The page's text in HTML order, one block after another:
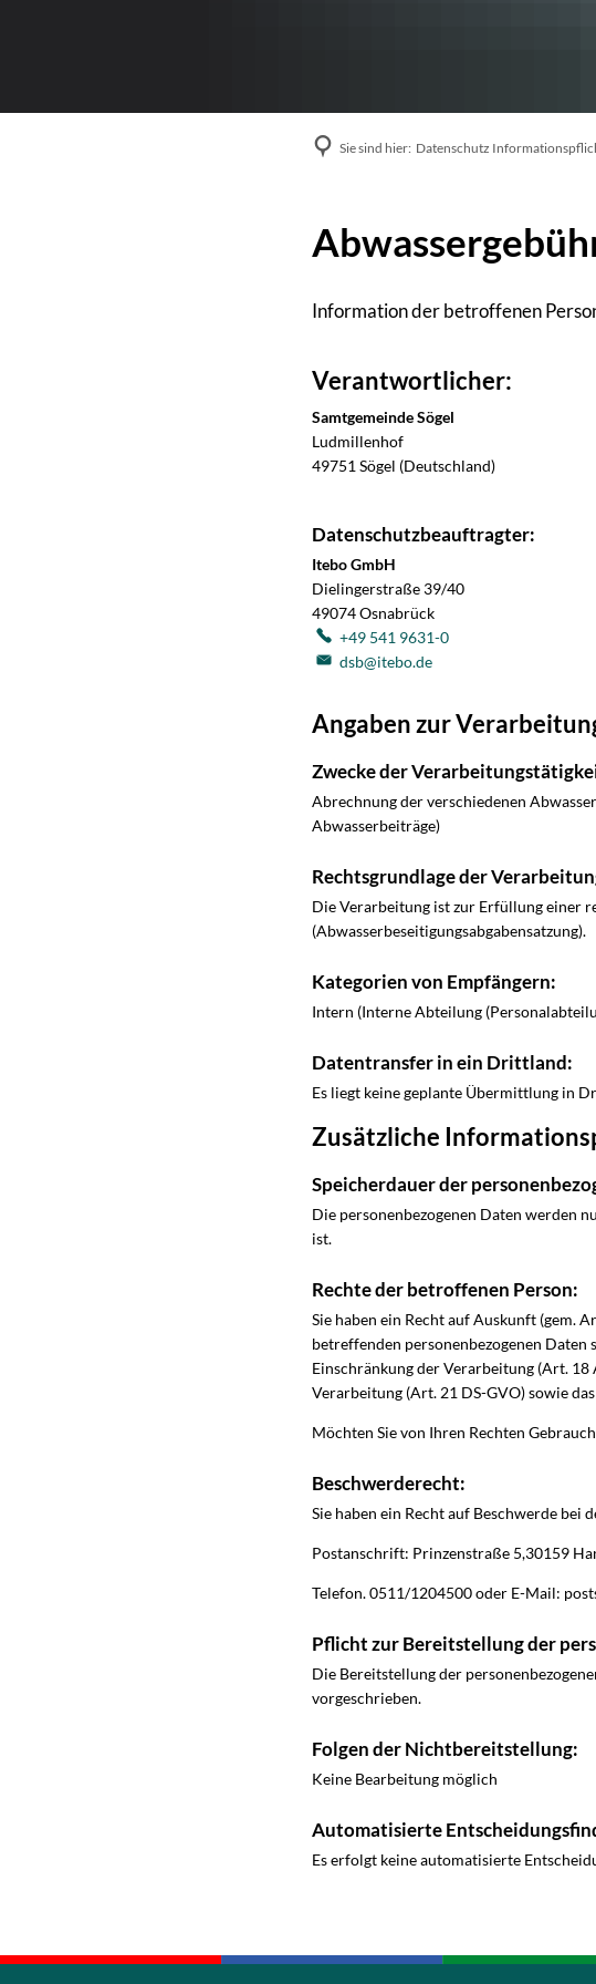
Sie sind hier: Datenschutz
Information der betroffenen
Verantwortlicher:
Samtgemeinde Sögel
Ludmillenhof
49751 Sögel (Deutschland)
Datenschutzbeauftragter:
Itebo GmbH
Dielingerstraße 39/40
49074Osnabrück
+49 541 9631-0
dsb@itebo.de
Angaben zur
Zwecke der
Abrechnung der verschiedenen
Abwasserbeiträge)
Rechtsgrundlage der
Die Verarbeitung ist zur Erfüllung einer
(Abwasserbeseitigungsabgabensatzung).
Kategorien von Empfängern:
Intern (Interne Abteilung
Datentransfer in ein Drittland:
Es liegt keine geplante Übermittlung in
Zusätzliche
Speicherdauer der
Die personenbezogenen Daten werden
ist.
Rechte der betroffenen Person:
Sie haben ein Recht auf Auskunft (gem.
betreffenden personenbezogenen Daten
Einschränkung der Verarbeitung (Art. 18
Verarbeitung (Art. 21 DS-GVO) sowie
Möchten Sie von Ihren Rechten
Beschwerderecht:
Sie haben ein Recht auf Beschwerde bei
Postanschrift: Prinzenstraße 5,30159
Telefon. 0511/1204500 oder E-Mail:
Pflicht zur Bereitstellung der
Die Bereitstellung der
vorgeschrieben.
Folgen der Nichtbereitstellung:
Keine Bearbeitung möglich
Automatisierte
Es erfolgt keine automatisierte